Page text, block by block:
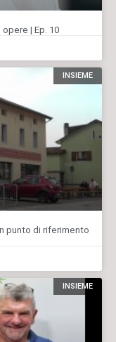
| Ep. 10
INSIEME
punto di riferimento
INSIEME